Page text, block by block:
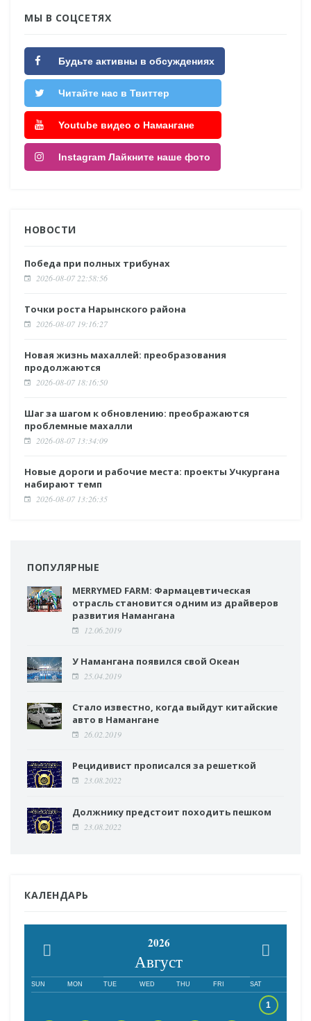
МЫ В СОЦСЕТЯХ
Будьте активны в обсуждениях
Читайте нас в Твиттер
Youtube видео о Намангане
Instagram Лайкните наше фото
НОВОСТИ
Победа при полных трибунах
2026-08-07 22:58:56
Точки роста Нарынского района
2026-08-07 19:16:27
Новая жизнь махаллей: преобразования
продолжаются
2026-08-07 18:16:50
Шаг за шагом к обновлению: преображаются
проблемные махалли
2026-08-07 13:34:09
Новые дороги и рабочие места: проекты Учкургана
набирают темп
2026-08-07 13:26:35
ПОПУЛЯРНЫЕ
MERRYMED FARM: Фармацевтическая
отрасль становится одним из драйверов
развития Намангана
12.06.2019
У Намангана появился свой Океан
25.04.2019
Стало известно, когда выйдут китайские
авто в Намангане
26.02.2019
Рецидивист прописался за решеткой
23.08.2022
Должнику предстоит походить пешком
23.08.2022
КАЛЕНДАРЬ
2026
Август
SUN MON TUE WED THU FRI SAT
1